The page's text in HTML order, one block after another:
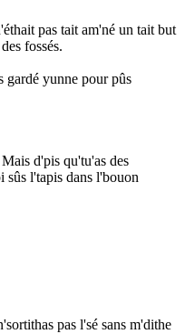
pas tait am'né un tait but
fossés.
gardé yunne pour pûs
d'pis qu'tu'as des
sûs l'tapis dans l'bouon
pas l'sé sans m'dithe